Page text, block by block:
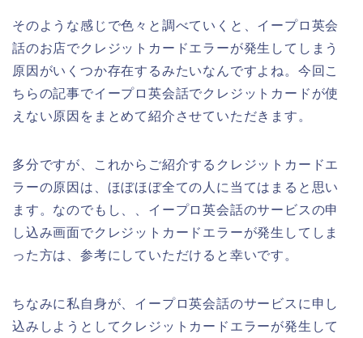
そのような感じで色々と調べていくと、イープロ英会
話のお店でクレジットカードエラーが発生してしまう
原因がいくつか存在するみたいなんですよね。今回こ
ちらの記事でイープロ英会話でクレジットカードが使
えない原因をまとめて紹介させていただきます。
多分ですが、これからご紹介するクレジットカードエ
ラーの原因は、ほぼほぼ全ての人に当てはまると思い
ます。なのでもし、、イープロ英会話のサービスの申
し込み画面でクレジットカードエラーが発生してしま
った方は、参考にしていただけると幸いです。
ちなみに私自身が、イープロ英会話のサービスに申し
込みしようとしてクレジットカードエラーが発生して